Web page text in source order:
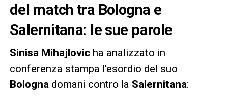
del match tra Bologna e
Salernitana: le sue parole
Sinisa Mihajlovicha analizzato in
conferenza stampa l’esordio del suo
Bologna domani contro la Salernitana: